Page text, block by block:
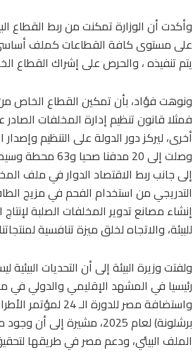
وأكدت أن الوزارة تمكنت من ربط القطاع
على مستوى كافة القطاعات كملف أساسي من
يتم تنفيذه ، والحرص على إشراك
ونوهت فؤاد، بأن تمكين القطاع الخاص
أخرى، ليركز دور الدولة على التنظيم
إلى جانب ربط الاقتصاد الدوار في ملف
التدريجي من استخدام الفحم في مزيج
إنشاء مصانع تدوير المخلفات الصلبة
للبيئة، والاتجاه لخلق ميزة تنافسية
ولفتت وزيرة البيئة إلى أن التحديات
واستضافة مصر
برشلونة) لعام 2025،
الملف البيئي، ودعم مصر في طريقها